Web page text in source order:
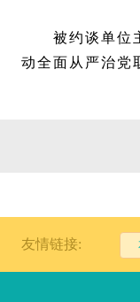
被约谈单位
动全面从严治党
友情链接: